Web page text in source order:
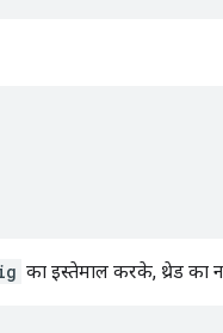
का इस्तेमाल करके, थ्रेड का